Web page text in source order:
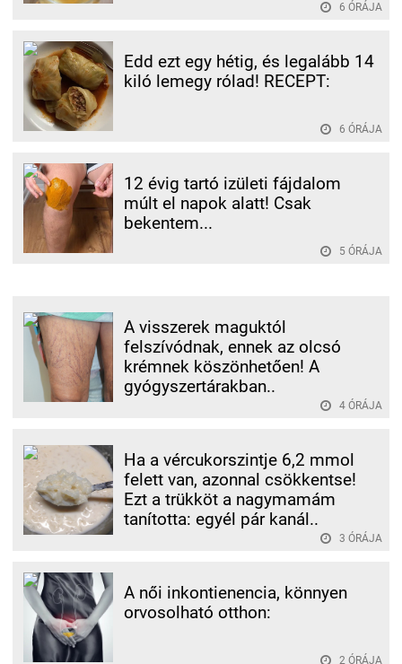
6 ÓRÁJA
Edd ezt egy hétig, és legalább 14
kiló lemegy rólad! RECEPT:
6 ÓRÁJA
12 évig tartó izületi fájdalom
múlt el napok alatt! Csak
bekentem...
5 ÓRÁJA
A visszerek maguktól
felszívódnak, ennek az olcsó
krémnek köszönhetően! A
gyógyszertárakban..
4 ÓRÁJA
Ha a vércukorszintje 6,2 mmol
felett van, azonnal csökkentse!
Ezt a trükköt a nagymamám
tanította: egyél pár kanál..
3 ÓRÁJA
A női inkontienencia, könnyen
orvosolható otthon:
2 ÓRÁJA